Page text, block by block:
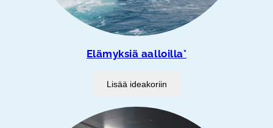
Elämyksiä aalloilla°
Lisää ideakoriin